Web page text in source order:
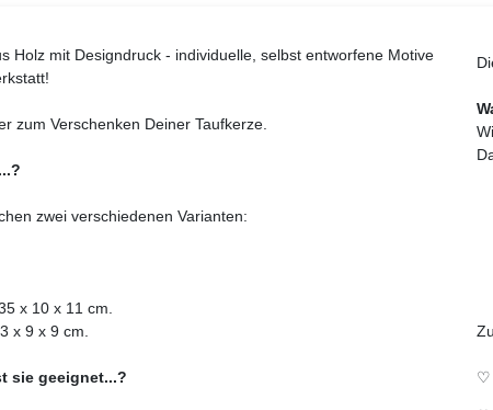
Holz mit Designdruck - individuelle, selbst entworfene Motive
zum Verschenken Deiner Taufkerze.
zwei verschiedenen Varianten:
x 10 x 11 cm.
x 9 x 9 cm.
sie geeignet...? ♡